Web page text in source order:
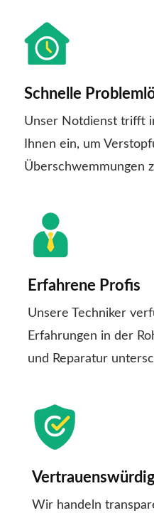
Schnelle
Unser Notdienst trifft
Ihnen ein, um
Überschwemmungen
Erfahrene Profis
Unsere Techniker
Erfahrungen in der
und Reparatur
Wir handeln